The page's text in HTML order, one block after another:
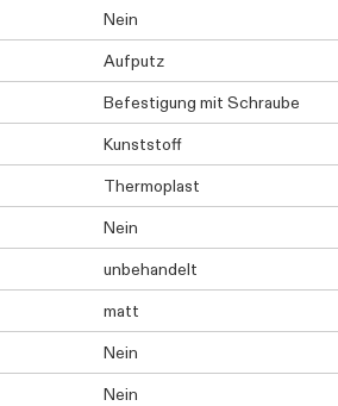
Nein
Aufputz
Befestigung mit Schraube
Kunststoff
Thermoplast
Nein
unbehandelt
matt
Nein
Nein